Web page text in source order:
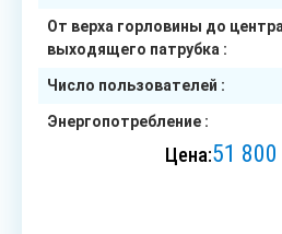
От верха горловины до
выходящего патрубка :
Число пользователей :
Энергопотребление :
Цена:51 800